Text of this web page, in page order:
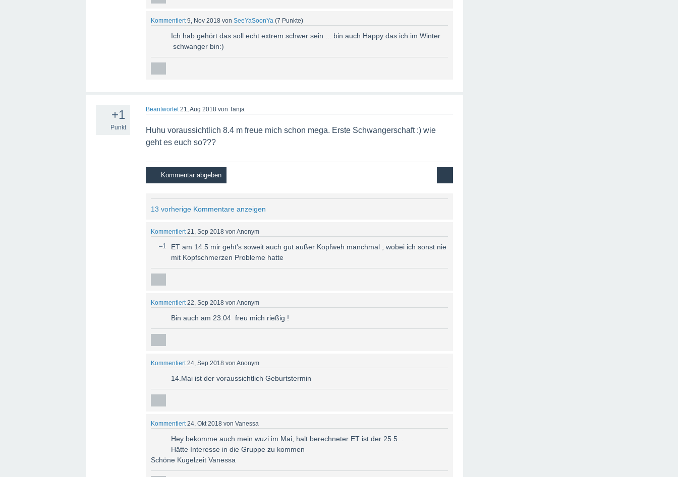
Kommentiert 9, Nov 2018 vonSeeYaSoonYa (7 Punkte)
Ich hab gehört das soll echt extrem schwer sein ... bin auch Happy das ich im Winter
schwanger bin:)
+1
Punkt
Beantwortet 21, Aug 2018 vonTanja
Huhu voraussichtlich 8.4 m freue mich schon mega. Erste Schwangerschaft :) wie
geht es euch so???
13 vorherige Kommentare anzeigen
Kommentiert 21, Sep 2018 vonAnonym
–1
ET am 14.5 mir geht's soweit auch gut außer Kopfweh manchmal , wobei ich sonst nie
mit Kopfschmerzen Probleme hatte
Kommentiert 22, Sep 2018 vonAnonym
Bin auch am 23.04 freu mich rießig !
Kommentiert 24, Sep 2018 vonAnonym
14.Mai ist der voraussichtlich Geburtstermin
Kommentiert 24, Okt 2018 vonVanessa
Hey bekomme auch mein wuzi im Mai, halt berechneter ET ist der 25.5. .
Hätte Interesse in die Gruppe zu kommen
Schöne Kugelzeit Vanessa